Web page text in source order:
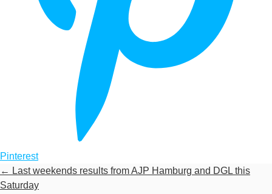
Pinterest
← Last weekends results from AJP Hamburg and DGL this
Saturday